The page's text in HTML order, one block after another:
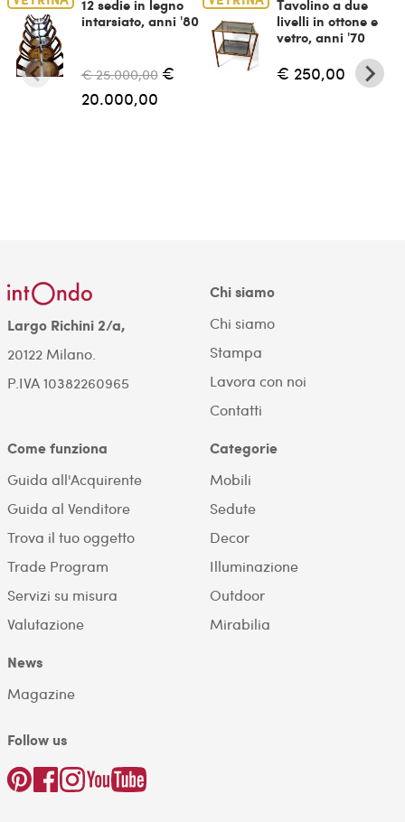
12 sedie in legno
intarsiato, anni '80
€ 25.000,00 €
20.000,00
Tavolino a due
livelli in ottone e
vetro, anni '70
€ 250,00
Largo Richini 2/a,
20122 Milano.
P.IVA 10382260965
Chi siamo
Chi siamo
Stampa
Lavora con noi
Contatti
Come funziona
Guida all'Acquirente
Guida al Venditore
Trova il tuo oggetto
Trade Program
Servizi su misura
Valutazione
Categorie
Mobili
Sedute
Decor
Illuminazione
Outdoor
Mirabilia
News
Magazine
Follow us